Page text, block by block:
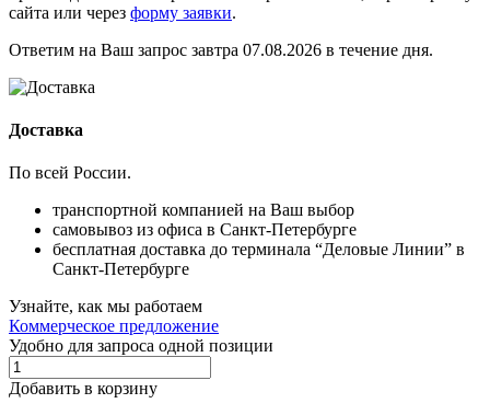
сайта или через форму заявки.
Ответим на Ваш запрос завтра 07.08.2026 в течение дня.
Доставка
По всей России.
транспортной компанией на Ваш выбор
самовывоз из офиса в Санкт-Петербурге
бесплатная доставка до терминала “Деловые Линии” в
Санкт-Петербурге
Узнайте, как мы работаем
Коммерческое предложение
Удобно для запроса одной позиции
Добавить в корзину